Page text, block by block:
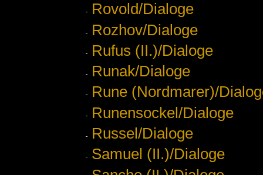
Rovold/Dialoge
Rozhov/Dialoge
Rufus (II.)/Dialoge
Runak/Dialoge
Rune (Nordmarer)/
Runensockel/Dialoge
Russel/Dialoge
Samuel (II.)/Dialoge